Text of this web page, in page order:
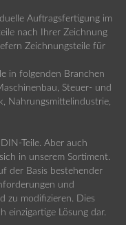
Auftragsfertigung im
nach Ihrer Zeichnung
Zeichnungsteile für
in folgenden Branchen
Steuer- und
Nahrungsmittelindustrie,
Teile. Aber auch
in unserem Sortiment.
der Basis bestehender
und
zu modifizieren. Dies
einzigartige Lösung dar.